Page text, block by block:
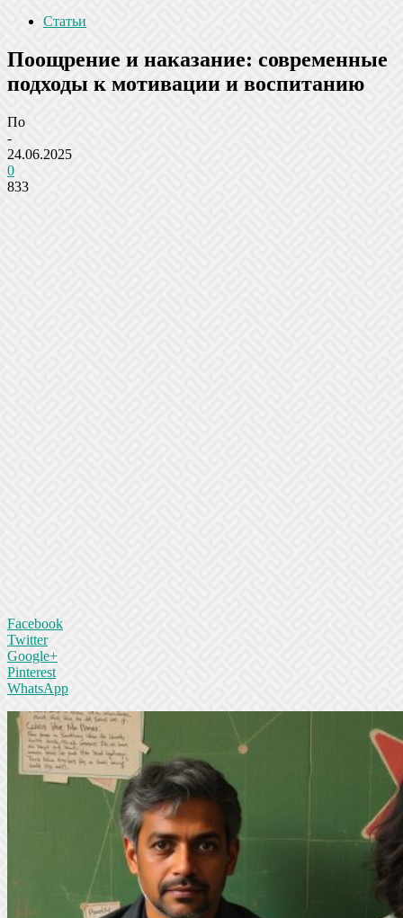
Статьи
Поощрение и наказание: современные
подходы к мотивации и воспитанию
По
-
24.06.2025
0
833
Facebook
Twitter
Google+
Pinterest
WhatsApp